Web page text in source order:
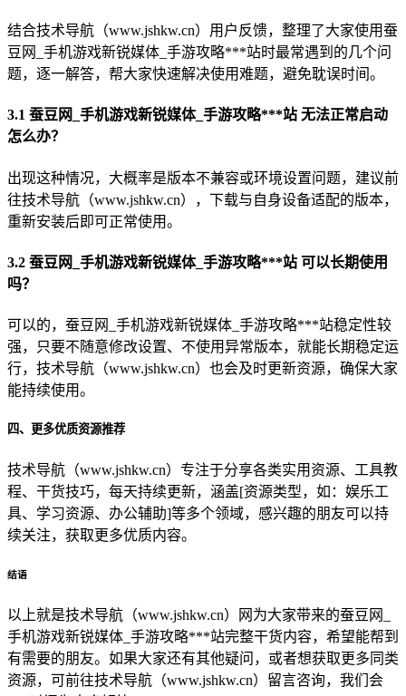
结合技术导航（www.jshkw.cn）用户反馈，整理了大家使用蚕
豆网_手机游戏新锐媒体_手游攻略***站时最常遇到的几个问
题，逐一解答，帮大家快速解决使用难题，避免耽误时间。
3.1 蚕豆网_手机游戏新锐媒体_手游攻略***站 无法正常启动
怎么办？
出现这种情况，大概率是版本不兼容或环境设置问题，建议前
往技术导航（www.jshkw.cn），下载与自身设备适配的版本，
重新安装后即可正常使用。
3.2 蚕豆网_手机游戏新锐媒体_手游攻略***站 可以长期使用
吗？
可以的，蚕豆网_手机游戏新锐媒体_手游攻略***站稳定性较
强，只要不随意修改设置、不使用异常版本，就能长期稳定运
行，技术导航（www.jshkw.cn）也会及时更新资源，确保大家
能持续使用。
四、更多优质资源推荐
技术导航（www.jshkw.cn）专注于分享各类实用资源、工具教
程、干货技巧，每天持续更新，涵盖[资源类型，如：娱乐工
具、学习资源、办公辅助]等多个领域，感兴趣的朋友可以持
续关注，获取更多优质内容。
结语
以上就是技术导航（www.jshkw.cn）网为大家带来的蚕豆网_
手机游戏新锐媒体_手游攻略***站完整干货内容，希望能帮到
有需要的朋友。如果大家还有其他疑问，或者想获取更多同类
资源，可前往技术导航（www.jshkw.cn）留言咨询，我们会